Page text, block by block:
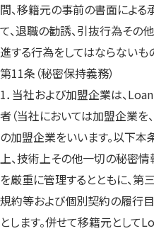
間、移籍元の事前の書面による
て、退職の勧誘、引抜行為そ
進する行為をしてはならないも
第11条（秘密保持義務）
1．当社および加盟企業は、
者（当社においては加盟企業
の加盟企業をいいます。以下本
上、技術上その他一切の秘密情
を厳重に管理するとともに、第
規約等および個別契約の履行
とします。併せて移籍元として